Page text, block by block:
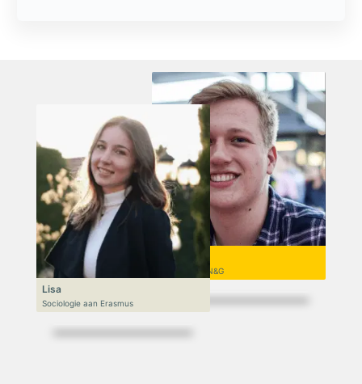
Niek
VWO 6, N&T/N&G
Lisa
Sociologie aan Erasmus